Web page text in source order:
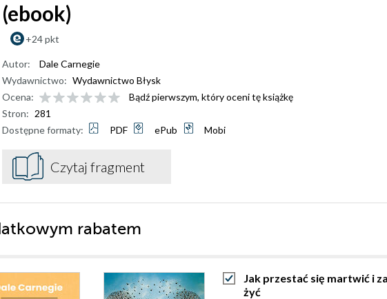
(ebook)
+24 pkt
Autor:
Dale Carnegie
Wydawnictwo: Wydawnictwo Błysk
Ocena:
Bądź pierwszym, który oceni tę książkę
Stron: 281
Dostępne formaty:
PDF ePub Mobi
Czytaj fragment
rabatem
Jak przestać się martwić i
żyć